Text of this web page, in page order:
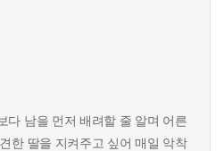
다 남을 먼저 배려할 줄 알며 어른
한 딸을 지켜주고 싶어 매일 악착